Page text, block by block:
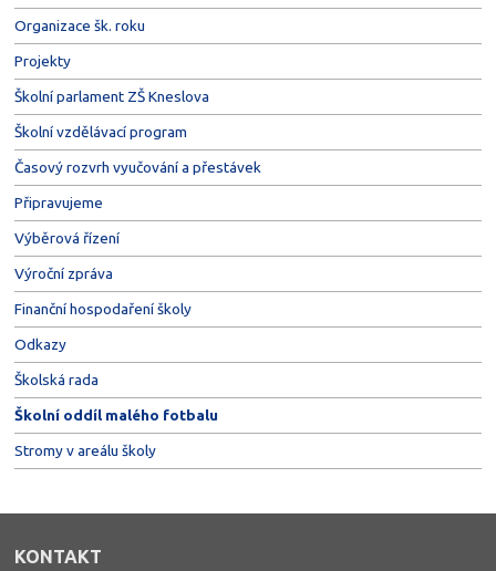
Organizace šk. roku
Projekty
Školní parlament ZŠ Kneslova
Školní vzdělávací program
Časový rozvrh vyučování a přestávek
Připravujeme
Výběrová řízení
Výroční zpráva
Finanční hospodaření školy
Odkazy
Školská rada
Školní oddíl malého fotbalu
Stromy v areálu školy
KONTAKT